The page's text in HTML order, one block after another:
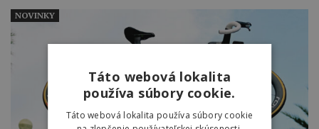
NOVINKY
Táto webová lokalita
používa súbory cookie.
Táto webová lokalita používa súbory cookie